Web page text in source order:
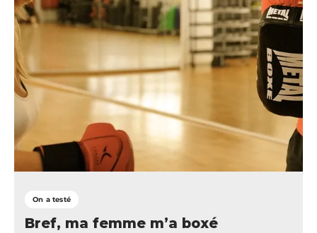
On a testé
Bref, ma femme m’a boxé